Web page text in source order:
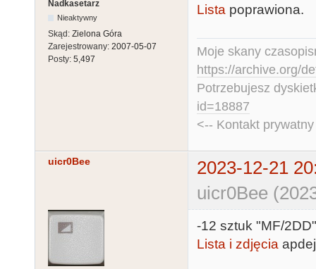
Nadkasetarz
Nieaktywny
Skąd: Zielona Góra
Zarejestrowany: 2007-05-07
Posty: 5,497
Lista poprawiona.
Moje skany
https://archive.org/
Potrzebujesz
id=18887
<-- Kontakt
uicr0Bee
2023-12-21
uicr0Bee
-12 sztuk "MF/
Lista i zdjęcia